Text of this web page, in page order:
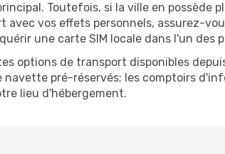
Toutefois, si la ville en possède
vos effets personnels, assurez-
une carte SIM locale dans l'un des
options de transport disponibles
pré-réservés; les comptoirs
lieu d'hébergement.